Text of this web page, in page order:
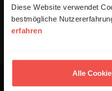
Diese Website verwendet
bestmögliche
erfahren
Alle